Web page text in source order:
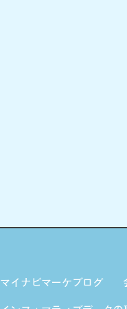
マイナビマーケブログ